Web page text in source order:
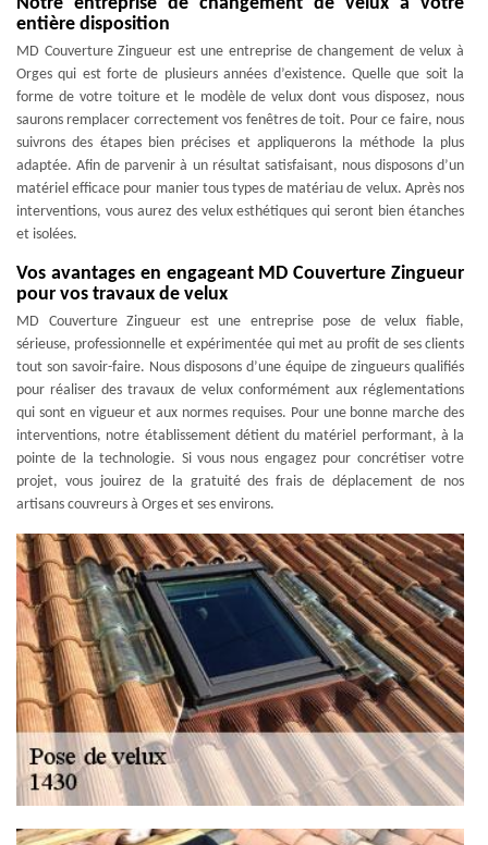
entière disposition
MD Couverture Zingueur est une entreprise de changement de velux à
Orges qui est forte de plusieurs années d’existence. Quelle que soit la
forme de votre toiture et le modèle de velux dont vous disposez, nous
saurons remplacer correctement vos fenêtres de toit. Pour ce faire, nous
suivrons des étapes bien précises et appliquerons la méthode la plus
adaptée. Afin de parvenir à un résultat satisfaisant, nous disposons d’un
matériel efficace pour manier tous types de matériau de velux. Après nos
interventions, vous aurez des velux esthétiques qui seront bien étanches
et isolées.
Vos avantages en engageant MD Couverture Zingueur
pour vos travaux de velux
MD Couverture Zingueur est une entreprise pose de velux fiable,
sérieuse, professionnelle et expérimentée qui met au profit de ses clients
tout son savoir-faire. Nous disposons d’une équipe de zingueurs qualifiés
pour réaliser des travaux de velux conformément aux réglementations
qui sont en vigueur et aux normes requises. Pour une bonne marche des
interventions, notre établissement détient du matériel performant, à la
pointe de la technologie. Si vous nous engagez pour concrétiser votre
projet, vous jouirez de la gratuité des frais de déplacement de nos
artisans couvreurs à Orges et ses environs.